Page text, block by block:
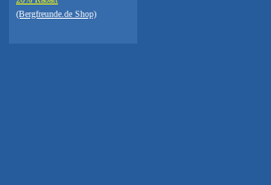
(Bergfreunde.de Shop)